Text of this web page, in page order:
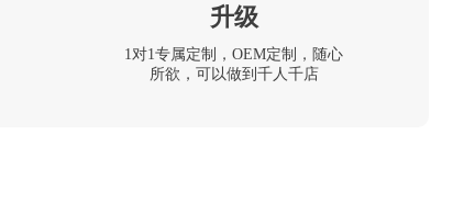
升级
1对1专属定制，OEM定制，随心
所欲，可以做到千人千店